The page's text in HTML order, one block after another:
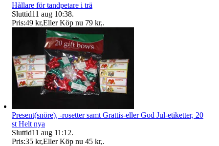
Hållare för tandpetare i trä
Sluttid11 aug 10:38.
Pris:49 kr,Eller Köp nu 79 kr,.
Present(snöre), -rosetter samt Grattis-eller God Jul-etiketter, 20
st Helt nya
Sluttid11 aug 11:12.
Pris:35 kr,Eller Köp nu 45 kr,.